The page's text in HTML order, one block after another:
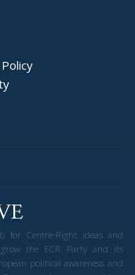
for Centre-Right ideas and
the ECR Party and its
political awareness and